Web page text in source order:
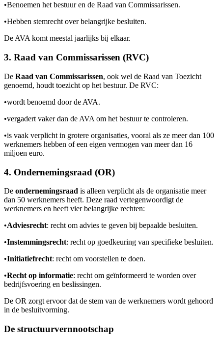
•Benoemen het bestuur en de Raad van Commissarissen.
•Hebben stemrecht over belangrijke besluiten.
De AVA komt meestal jaarlijks bij elkaar.
3. Raad van Commissarissen (RVC)
De Raad van Commissarissen, ook wel de Raad van Toezicht
genoemd, houdt toezicht op het bestuur. De RVC:
•wordt benoemd door de AVA.
•vergadert vaker dan de AVA om het bestuur te controleren.
•is vaak verplicht in grotere organisaties, vooral als ze meer dan 100
werknemers hebben of een eigen vermogen van meer dan 16
miljoen euro.
4. Ondernemingsraad (OR)
De ondernemingsraad is alleen verplicht als de organisatie meer
dan 50 werknemers heeft. Deze raad vertegenwoordigt de
werknemers en heeft vier belangrijke rechten:
•Adviesrecht: recht om advies te geven bij bepaalde besluiten.
•Instemmingsrecht: recht op goedkeuring van specifieke besluiten.
•Initiatiefrecht: recht om voorstellen te doen.
•Recht op informatie: recht om geïnformeerd te worden over
bedrijfsvoering en beslissingen.
De OR zorgt ervoor dat de stem van de werknemers wordt gehoord
in de besluitvorming.
De structuurvernnootschap